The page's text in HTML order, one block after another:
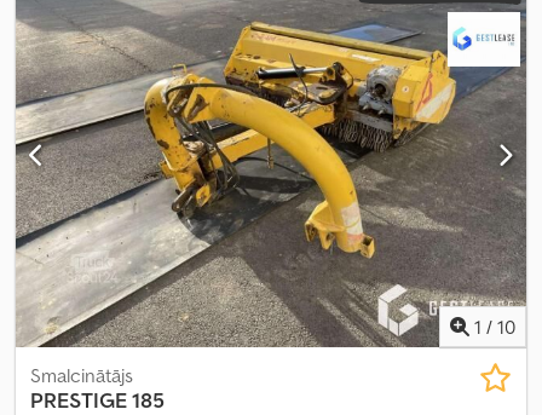
1 / 10
Smalcinātājs
PRESTIGE 185